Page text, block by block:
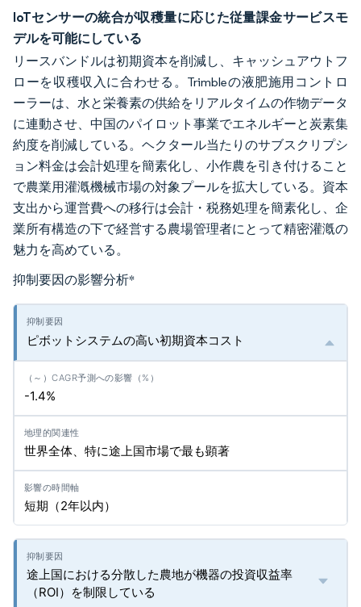
IoTセンサーの統合が収穫量に応じた従量課金サービスモ
デルを可能にしている
リースバンドルは初期資本を削減し、キャッシュアウトフ
ローを収穫収入に合わせる。Trimbleの液肥施用コントロ
ーラーは、水と栄養素の供給をリアルタイムの作物データ
に連動させ、中国のパイロット事業でエネルギーと炭素集
約度を削減している。ヘクタール当たりのサブスクリプシ
ョン料金は会計処理を簡素化し、小作農を引き付けること
で農業用灌漑機械市場の対象プールを拡大している。資本
支出から運営費への移行は会計・税務処理を簡素化し、企
業所有構造の下で経営する農場管理者にとって精密灌漑の
魅力を高めている。
抑制要因の影響分析*
ピボットシステムの高い初期資本コスト
-1.4%
世界全体、特に途上国市場で最も顕著
短期（2年以内）
途上国における分散した農地が機器の投資収益率
（ROI）を制限している